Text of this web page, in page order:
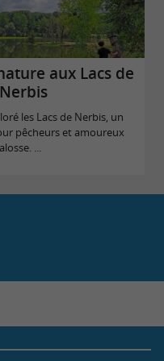
aux Lacs de
Nerbis
les Lacs de Nerbis, un
pêcheurs et amoureux
...